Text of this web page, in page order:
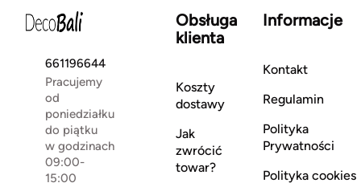
661196644
Pracujemy
od
poniedziałku
do piątku
w godzinach
09:00-
15:00
Obsługa
klienta
Koszty
dostawy
Jak
zwrócić
towar?
Informacje
Kontakt
Regulamin
Polityka
Prywatności
Polityka cookies